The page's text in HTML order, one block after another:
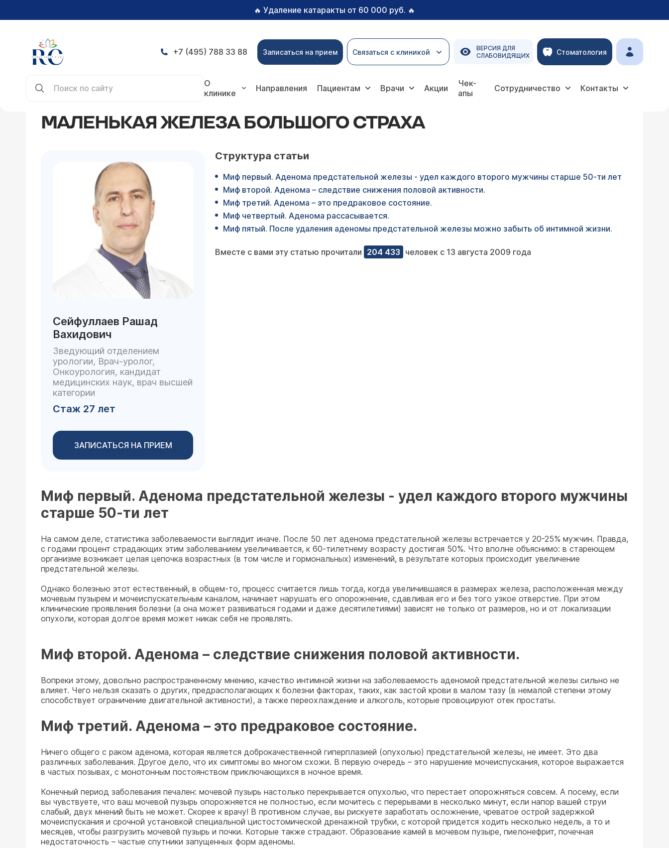
🔥 Удаление катаракты от 60 000 руб. 🔥
+7 (495) 788 33 88 Записаться на прием Связаться с клиникой
ВЕРСИЯ ДЛЯ
СЛАБОВИДЯЩИХ
Стоматология
О
клинике
Направления Пациентам Врачи Акции
Чек-
апы
Сотрудничество Контакты
МАЛЕНЬКАЯ ЖЕЛЕЗА БОЛЬШОГО СТРАХА
Сейфуллаев Рашад
Вахидович
Зведующий отделением
урологии, Врач-уролог,
Онкоурология, кандидат
медицинских наук, врач высшей
категории
Стаж 27 лет
ЗАПИСАТЬСЯ НА ПРИЕМ
Структура статьи
Миф первый. Аденома предстательной железы - удел каждого второго мужчины старше 50-ти лет
Миф второй. Аденома – следствие снижения половой активности.
Миф третий. Аденома – это предраковое состояние.
Миф четвертый. Аденома рассасывается.
Миф пятый. После удаления аденомы предстательной железы можно забыть об интимной жизни.
Вместе с вами эту статью прочитали 204 433 человек с 13 августа 2009 года
Миф первый. Аденома предстательной железы - удел каждого второго мужчины
старше 50-ти лет
На самом деле, статистика заболеваемости выглядит иначе. После 50 лет аденома предстательной железы встречается у 20-25% мужчин. Правда,
с годами процент страдающих этим заболеванием увеличивается, к 60-тилетнему возрасту достигая 50%. Что вполне объяснимо: в стареющем
организме возникает целая цепочка возрастных (в том числе и гормональных) изменений, в результате которых происходит увеличение
предстательной железы.
Однако болезнью этот естественный, в общем-то, процесс считается лишь тогда, когда увеличившаяся в размерах железа, расположенная между
мочевым пузырем и мочеиспускательным каналом, начинает нарушать его опорожнение, сдавливая его и без того узкое отверстие. При этом
клинические проявления болезни (а она может развиваться годами и даже десятилетиями) зависят не только от размеров, но и от локализации
опухоли, которая долгое время может никак себя не проявлять.
Миф второй. Аденома – следствие снижения половой активности.
Вопреки этому, довольно распространенному мнению, качество интимной жизни на заболеваемость аденомой предстательной железы сильно не
влияет. Чего нельзя сказать о других, предрасполагающих к болезни факторах, таких, как застой крови в малом тазу (в немалой степени этому
способствует ограничение двигательной активности), а также переохлаждение и алкоголь, которые провоцируют отек простаты.
Миф третий. Аденома – это предраковое состояние.
Ничего общего с раком аденома, которая является доброкачественной гиперплазией (опухолью) предстательной железы, не имеет. Это два
различных заболевания. Другое дело, что их симптомы во многом схожи. В первую очередь – это нарушение мочеиспускания, которое выражается
в частых позывах, с монотонным постоянством приключающихся в ночное время.
Конечный период заболевания печален: мочевой пузырь настолько перекрывается опухолью, что перестает опорожняться совсем. А посему, если
вы чувствуете, что ваш мочевой пузырь опорожняется не полностью, если мочитесь с перерывами в несколько минут, если напор вашей струи
слабый, двух мнений быть не может. Скорее к врачу! В противном случае, вы рискуете заработать осложнение, чреватое острой задержкой
мочеиспускания и срочной установкой специальной цистостомической дренажной трубки, с которой придется ходить несколько недель, а то и
месяцев, чтобы разгрузить мочевой пузырь и почки. Которые также страдают. Образование камей в мочевом пузыре, пиелонефрит, почечная
недостаточность – частые спутники запущенных форм аденомы.